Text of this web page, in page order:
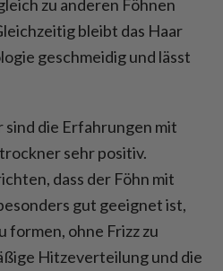
zu anderen Föhnen
bleibt das Haar
geschmeidig und lässt
sind die Erfahrungen mit
sehr positiv.
dass der Föhn mit
gut geeignet ist,
formen, ohne Frizz zu
Hitzeverteilung und die